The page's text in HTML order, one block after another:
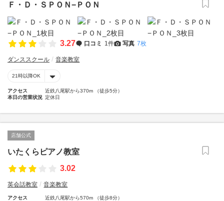
Ｆ・Ｄ・ＳＰＯＮ−ＰＯＮ
3.27 口コミ 1件 写真 7枚
ダンススクール 音楽教室
21時以降OK
アクセス
近鉄八尾駅から370m （徒歩5分）
本日の営業状況 定休日
店舗公式
いたくらピアノ教室
3.02
英会話教室 音楽教室
アクセス
近鉄八尾駅から570m （徒歩8分）